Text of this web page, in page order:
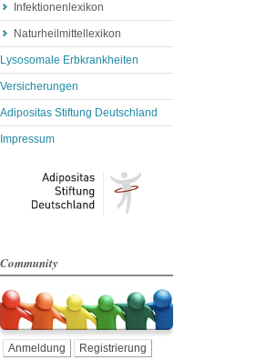
Infektionenlexikon
Naturheilmittellexikon
Lysosomale Erbkrankheiten
Versicherungen
Adipositas Stiftung Deutschland
Impressum
Community
Anmeldung Registrierung